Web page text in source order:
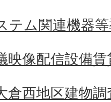
テム関連機器
映像配信設備
倉西地区建物